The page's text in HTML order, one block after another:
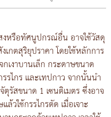
หรือทัศนูปกรณ์อื่น อาจใช้วัสดุ
กตสุริยุปราคา โดยใช้หลักการ
เงาบานเล็ก กระดาษขนาด
รไกร และเทปกาว จากนั้นนำ
รัสขนาด 1 เซนติเมตร ซึ่งอาจ
วใช้กรรไกรตัด เมื่อเจาะ